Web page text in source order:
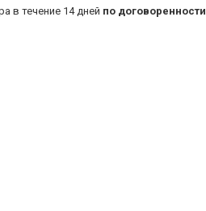
в течение 14 дней по договоренности